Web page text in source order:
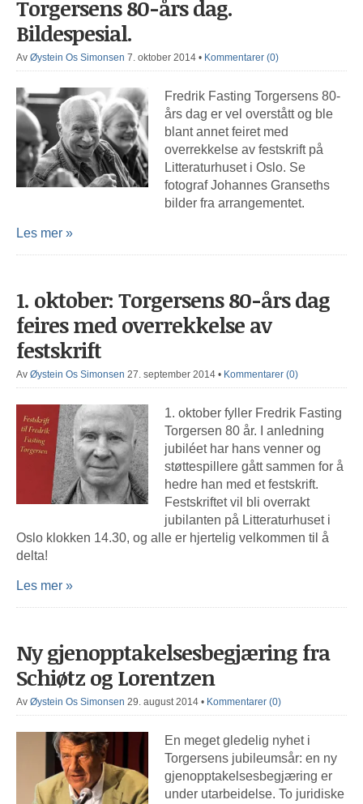
Torgersens 80-års dag.
Bildespesial.
Av Øystein Os Simonsen 7. oktober 2014 • Kommentarer (0)
Fredrik Fasting Torgersens 80-
års dag er vel overstått og ble
blant annet feiret med
overrekkelse av festskrift på
Litteraturhuset i Oslo. Se
fotograf Johannes Granseths
bilder fra arrangementet.
Les mer »
1. oktober: Torgersens 80-års dag
feires med overrekkelse av
festskrift
Av Øystein Os Simonsen 27. september 2014 • Kommentarer (0)
1. oktober fyller Fredrik Fasting
Torgersen 80 år. I anledning
jubiléet har hans venner og
støttespillere gått sammen for å
hedre han med et festskrift.
Festskriftet vil bli overrakt
jubilanten på Litteraturhuset i
Oslo klokken 14.30, og alle er hjertelig velkommen til å
delta!
Les mer »
Ny gjenopptakelsesbegjæring fra
Schiøtz og Lorentzen
Av Øystein Os Simonsen 29. august 2014 • Kommentarer (0)
En meget gledelig nyhet i
Torgersens jubileumsår: en ny
gjenopptakelsesbegjæring er
under utarbeidelse. To juridiske